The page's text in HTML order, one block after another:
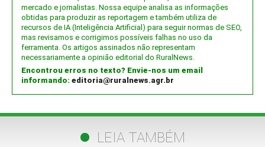
mercado e jornalistas. Nossa equipe analisa as informações
obtidas para produzir as reportagem e também utiliza de
recursos de IA (Inteligência Artificial) para seguir normas de SEO,
mas revisamos e corrigimos possíveis falhas no uso da
ferramenta. Os artigos assinados não representam
necessariamente a opinião editorial do RuralNews.
Encontrou erros no texto? Envie-nos um email
informando: editoria@ruralnews.agr.br
LEIA TAMBÉM